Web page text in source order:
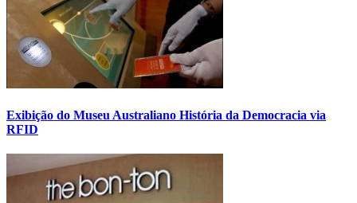
Exibição do Museu Australiano História da Democracia via
RFID